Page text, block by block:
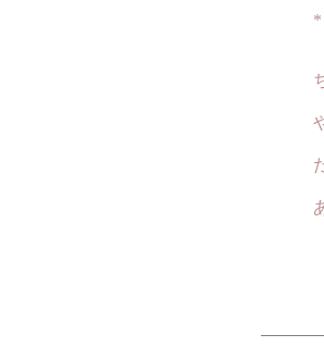
*
ちま
やっ
だい
あり